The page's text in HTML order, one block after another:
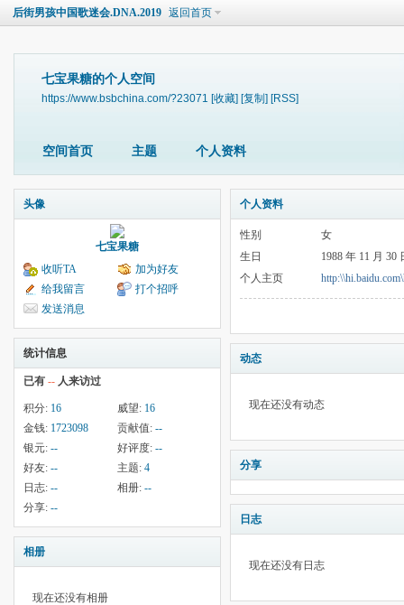
后街男孩中国歌迷会.DNA.2019 返回首页
七宝果糖的个人空间
https://www.bsbchina.com/?23071 [收藏] [复制] [RSS]
空间首页 主题 个人资料
头像
七宝果糖
收听TA
加为好友
给我留言
打个招呼
发送消息
统计信息
已有 -- 人来访过
积分: 16 威望: 16
金钱: 1723098 贡献值: --
银元: -- 好评度: --
好友: -- 主题: 4
日志: -- 相册: --
分享: --
相册
现在还没有相册
个人资料
性别
女
生日
1988 年 11 月 30
个人主页
动态
现在还没有动态
分享
日志
现在还没有日志